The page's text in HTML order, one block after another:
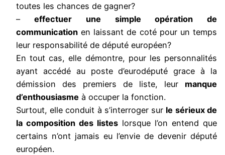
toutes les chances de gagner?
– effectuer une simple opération de
communication en laissant de coté pour un temps
leur responsabilité de député européen?
En tout cas, elle démontre, pour les personnalités
ayant accédé au poste d’eurodéputé grace à la
démission des premiers de liste, leur manque
d’enthousiasme à occuper la fonction.
Surtout, elle conduit à s’interroger sur le sérieux de
la composition des listes lorsque l’on entend que
certains n’ont jamais eu l’envie de devenir député
européen.